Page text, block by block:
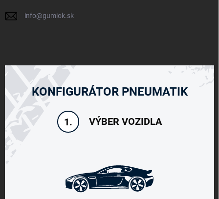
info@gumiok.sk
KONFIGURÁTOR PNEUMATIK
1. VÝBER VOZIDLA